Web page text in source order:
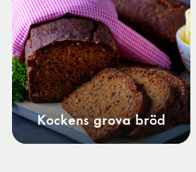
Kockens grova bröd